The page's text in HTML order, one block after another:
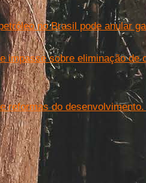
no Brasil pode anular
impasse sobre eliminação de
reformas do